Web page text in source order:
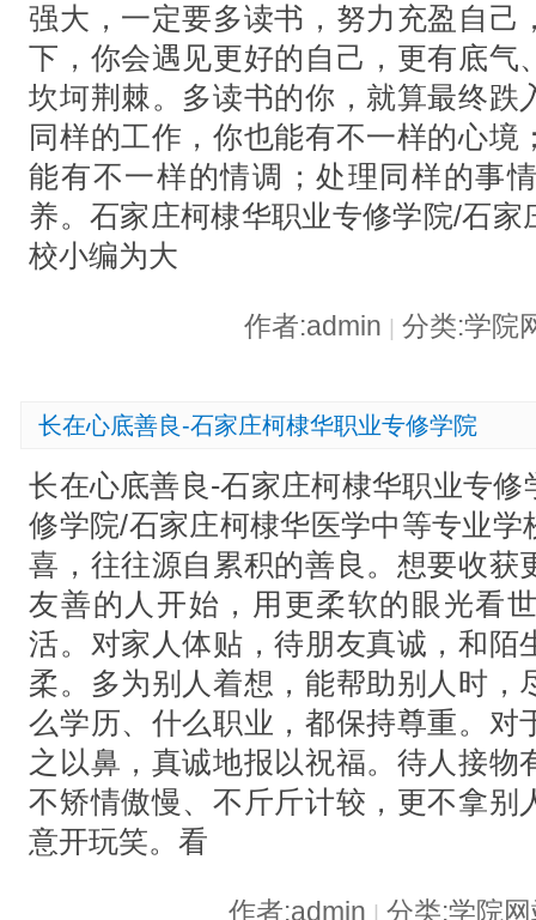
强大，一定要多读书，努力充盈自己
下，你会遇见更好的自己，更有底气
坎坷荆棘。多读书的你，就算最终跌
同样的工作，你也能有不一样的心境
能有不一样的情调；处理同样的事
养。石家庄柯棣华职业专修学院/石
校小编为大
作者:admin | 分类:学院
长在心底善良-石家庄柯棣华职业专修学院
长在心底善良-石家庄柯棣华职业专
修学院/石家庄柯棣华医学中等专业
喜，往往源自累积的善良。想要收获
友善的人开始，用更柔软的眼光看
活。对家人体贴，待朋友真诚，和陌
柔。多为别人着想，能帮助别人时，
么学历、什么职业，都保持尊重。对
之以鼻，真诚地报以祝福。待人接物
不矫情傲慢、不斤斤计较，更不拿别
意开玩笑。看
作者:admin 分类:学院